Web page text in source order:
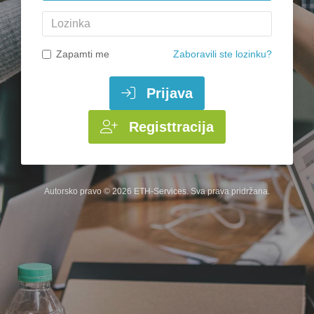
Lozinka
Zapamti me Zaboravili ste lozinku?
Prijava
Registtracija
Autorsko pravo © 2026 ETH-Services. Sva prava pridržana.